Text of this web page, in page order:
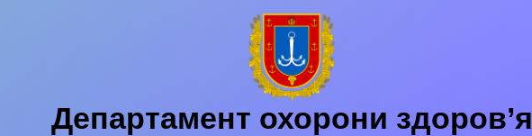
Департамент охорони здоров’я